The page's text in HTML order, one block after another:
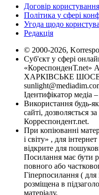
Договір
Політика у сфері
Угода щодо
Редакція
© 2000-2026,
Суб'єкт у сфері
«КореспонденТ.net»
ХАРКІВСЬКЕ ШОСЕ,
Ідентифікатор медіа
Використання будь-
сайті, дозволяється
Корреспондент.net.
При копіюванні
і світу» , для
відкрите для
Посилання має бути
повного або
Гіперпосилання (
розміщена в
матеріалу.